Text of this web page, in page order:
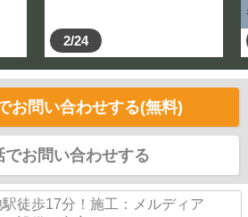
2/24
お問い合わせする(無料)
でお問い合わせする
徒歩17分！施工：メルディア